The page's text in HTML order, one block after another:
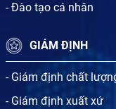
- Đào tạo cá nhân
GIÁM ĐỊNH
- Giám định chất
- Giám định xuất xứ